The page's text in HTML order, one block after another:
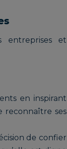
entreprises et
en inspirant
reconnaître ses
de confier